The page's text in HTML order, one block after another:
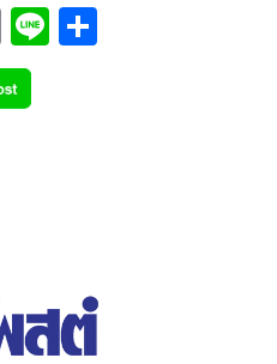
C
o
p
Li